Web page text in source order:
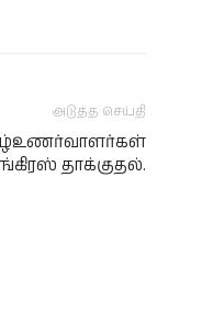
அடுத்த செய்தி
தாக்குதல்.